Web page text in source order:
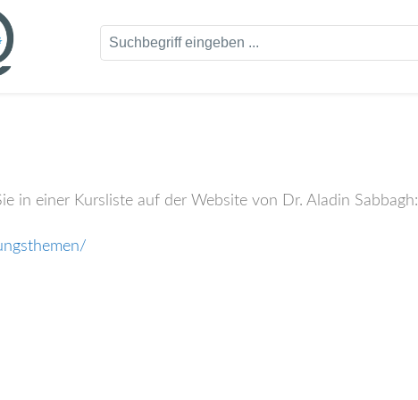
in einer Kursliste auf der Website von Dr. Aladin Sabbagh: